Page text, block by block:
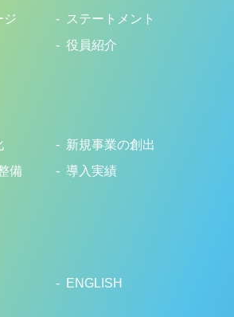
ジ
ステートメント
役員紹介
新規事業の創出
備
導入実績
ENGLISH